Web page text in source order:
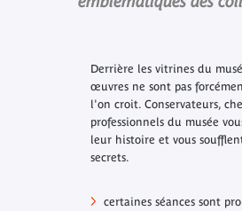
Derrière les vitrines du
œuvres ne sont pas
l'on croit. Conservateurs,
professionnels du musée
leur histoire et vous
secrets.
certaines séances sont